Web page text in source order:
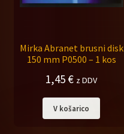
Mirka Abranet brusni disk
150 mm P0500 – 1 kos
1,45 € z DDV
V košarico